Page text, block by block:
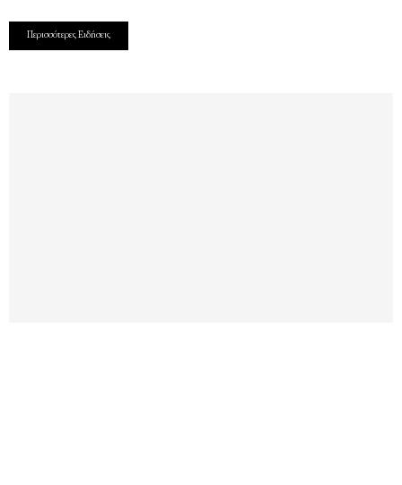
Περισσότερες Ειδήσεις